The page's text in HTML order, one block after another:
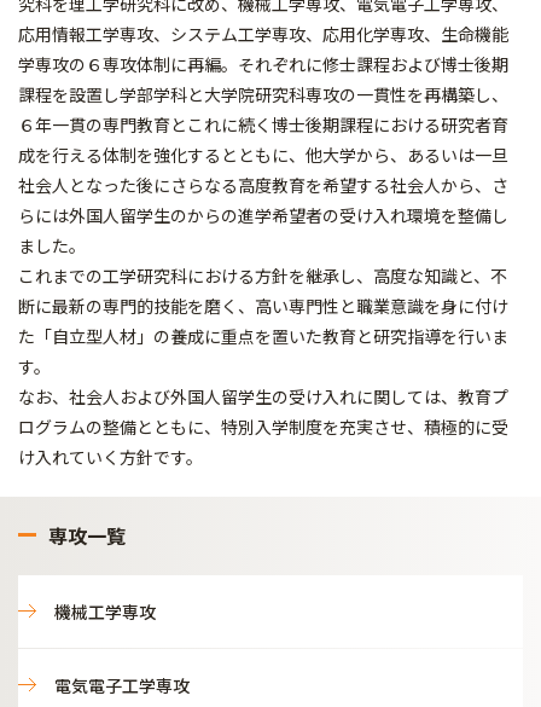
応用情報工学専攻、システム工学専攻、応用化学専攻、生命機能
学専攻の６専攻体制に再編。それぞれに修士課程および博士後期
課程を設置し学部学科と大学院研究科専攻の一貫性を再構築し、
６年一貫の専門教育とこれに続く博士後期課程における研究者育
成を行える体制を強化するとともに、他大学から、あるいは一旦
社会人となった後にさらなる高度教育を希望する社会人から、さ
らには外国人留学生のからの進学希望者の受け入れ環境を整備し
ました。
これまでの工学研究科における方針を継承し、高度な知識と、不
断に最新の専門的技能を磨く、高い専門性と職業意識を身に付け
た「自立型人材」の養成に重点を置いた教育と研究指導を行いま
す。
なお、社会人および外国人留学生の受け入れに関しては、教育プ
ログラムの整備とともに、特別入学制度を充実させ、積極的に受
け入れていく方針です。
専攻一覧
機械工学専攻
電気電子工学専攻